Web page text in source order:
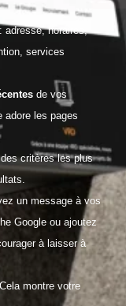
: adresse, horaires,
services
de vos
les pages
des critères les plus
un message à vos
Google ou ajoutez
à laisser à
montre votre